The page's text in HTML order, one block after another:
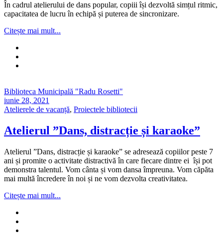
În cadrul atelierului de dans popular, copiii își dezvoltă simțul ritmic,
capacitatea de lucru în echipă și puterea de sincronizare.
Citește mai mult...
Biblioteca Municipală "Radu Rosetti"
iunie 28, 2021
Atelierele de vacanță, Proiectele bibliotecii
Atelierul ”Dans, distracție și karaoke”
Atelierul ”Dans, distracție și karaoke” se adresează copiilor peste 7
ani și promite o activitate distractivă în care fiecare dintre ei își pot
demonstra talentul. Vom cânta și vom dansa împreuna. Vom căpăta
mai multă încredere în noi și ne vom dezvolta creativitatea.
Citește mai mult...